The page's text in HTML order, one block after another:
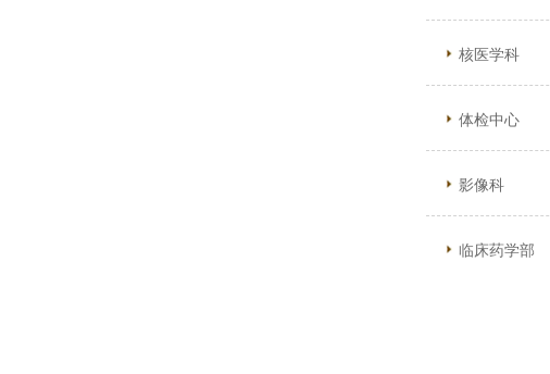
核医学科
体检中心
影像科
临床药学部